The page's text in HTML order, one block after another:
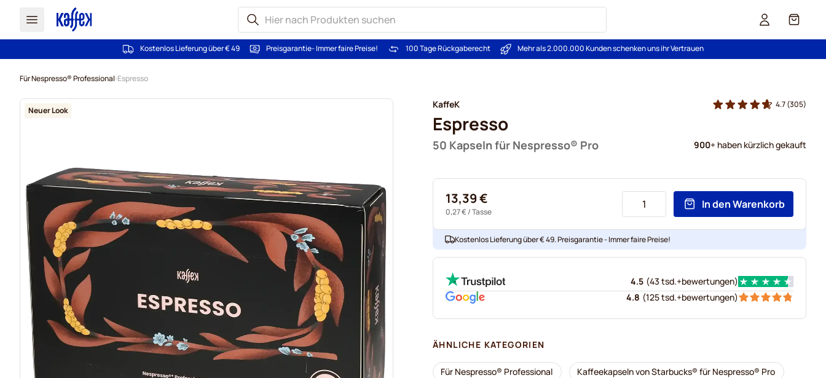
Cart
Kostenlos Lieferung über € 49 Preisgarantie- Immer faire Preise! 100 Tage Rückgaberecht Mehr als 2.000.000 Kunden schenken uns ihr Vertrauen
Für Nespresso® Professional Espresso
Neuer Look
KaffeK
Espresso
50 Kapseln für Nespresso® Pro
4.7(305)
900+ haben kürzlich gekauft
13,39 €
0,27 €/ Tasse
In den Warenkorb
Kostenlos Lieferung über € 49. Preisgarantie - Immer faire Preise!
4.5 (43 tsd.+bewertungen)
4.8 (125 tsd.+bewertungen)
ÄHNLICHE KATEGORIEN
Für Nespresso® Professional Kaffeekapseln von Starbucks® für Nespresso® Pro